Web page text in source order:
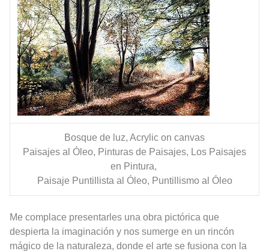
Bosque de luz, Acrylic on canvas
Paisajes al Óleo, Pinturas de Paisajes, Los Paisajes
en Pintura,
Paisaje Puntillista al Óleo, Puntillismo al Óleo
Me complace presentarles una obra pictórica que
despierta la imaginación y nos sumerge en un rincón
mágico de la naturaleza, donde el arte se fusiona con la